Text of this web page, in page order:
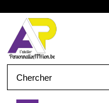
contenu
Ouvrir
le
menu